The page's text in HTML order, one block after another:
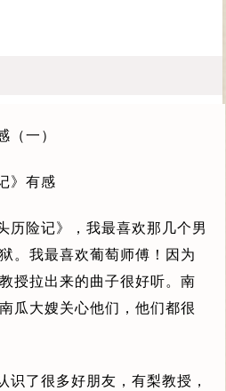
一）
》有感
历险记》，我最喜欢那几个男
。我最喜欢葡萄师傅！因为
授拉出来的曲子很好听。南
瓜大嫂关心他们，他们都很
识了很多好朋友，有梨教授，